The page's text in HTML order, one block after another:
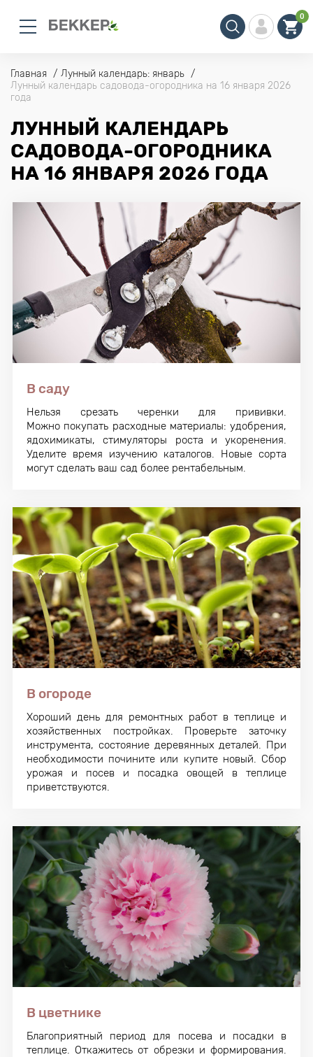
0
Главная
Лунный календарь: январь
Лунный календарь садовода-огородника на 16 января 2026
года
ЛУННЫЙ КАЛЕНДАРЬ
САДОВОДА-ОГОРОДНИКА
НА 16 ЯНВАРЯ 2026 ГОДА
В саду
Нельзя срезать черенки для прививки.
Можно покупать расходные материалы: удобрения,
ядохимикаты, стимуляторы роста и укоренения.
Уделите время изучению каталогов. Новые сорта
могут сделать ваш сад более рентабельным.
В огороде
Хороший день для ремонтных работ в теплице и
хозяйственных постройках. Проверьте заточку
инструмента, состояние деревянных деталей. При
необходимости почините или купите новый. Сбор
урожая и посев и посадка овощей в теплице
приветствуются.
В цветнике
Благоприятный период для посева и посадки в
теплице. Откажитесь от обрезки и формирования.